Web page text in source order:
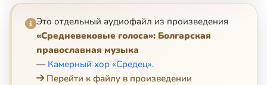
Это отдельный аудиофайл из произведения
«Средневековые голоса»: Болгарская
православная музыка
— Камерный хор «Средец».
Перейти к файлу в произведении